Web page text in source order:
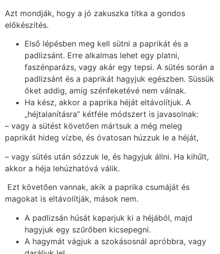
Azt mondják, hogy a jó zakuszka titka a gondos
előkészítés.
Első lépésben meg kell sütni a paprikát és a
padlizsánt. Erre alkalmas lehet egy platni,
faszénparázs, vagy akár egy tepsi. A sütés során a
padlizsánt és a paprikát hagyjuk egészben. Süssük
őket addig, amíg szénfeketévé nem válnak.
Ha kész, akkor a paprika héját eltávolítjuk. A
„héjtalanításra” kétféle módszert is javasolnak:
– vagy a sütést követően mártsuk a még meleg
paprikát hideg vízbe, és óvatosan húzzuk le a héját,
– vagy sütés után sózzuk le, és hagyjuk állni. Ha kihűlt,
akkor a héja lehúzhatóvá válik.
Ezt követően vannak, akik a paprika csumáját és
magokat is eltávolítják, mások nem.
A padlizsán húsát kaparjuk ki a héjából, majd
hagyjuk egy szűrőben kicsepegni.
A hagymát vágjuk a szokásosnál apróbbra, vagy